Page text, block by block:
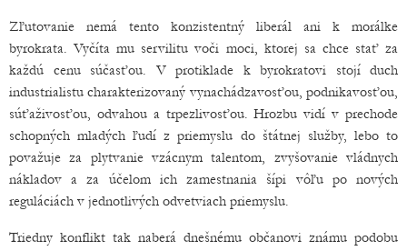
Zľutovanie nemá tento konzistentný liberál ani k morálke
byrokrata. Vyčíta mu servilitu voči moci, ktorej sa chce stať za
každú cenu súčasťou. V protiklade k byrokratovi stojí duch
industrialistu charakterizovaný vynachádzavosťou, podnikavosťou,
súťaživosťou, odvahou a trpezlivosťou. Hrozbu vidí v prechode
schopných mladých ľudí z priemyslu do štátnej služby, lebo to
považuje za plytvanie vzácnym talentom, zvyšovanie vládnych
nákladov a za účelom ich zamestnania šípi vôľu po nových
reguláciách v jednotlivých odvetviach priemyslu.
Triedny konflikt tak naberá dnešnému občanovi známu podobu